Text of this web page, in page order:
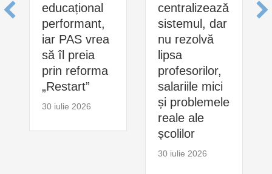
educațional
performant,
iar PAS vrea
să îl preia
prin reforma
„Restart”
30 iulie 2026
centralizează
sistemul, dar
nu rezolvă
lipsa
profesorilor,
salariile mici
și problemele
reale ale
școlilor
30 iulie 2026